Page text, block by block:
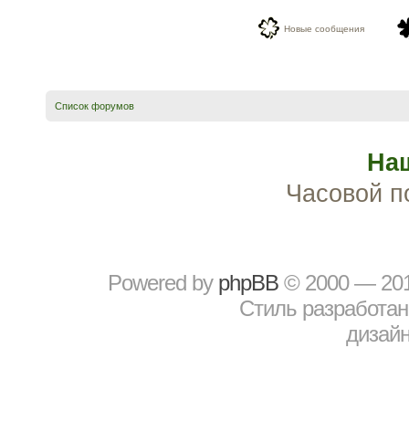
Новые сообщения
Список форумов
Часовой
Powered by рhрBВ © 2000 —
Стиль